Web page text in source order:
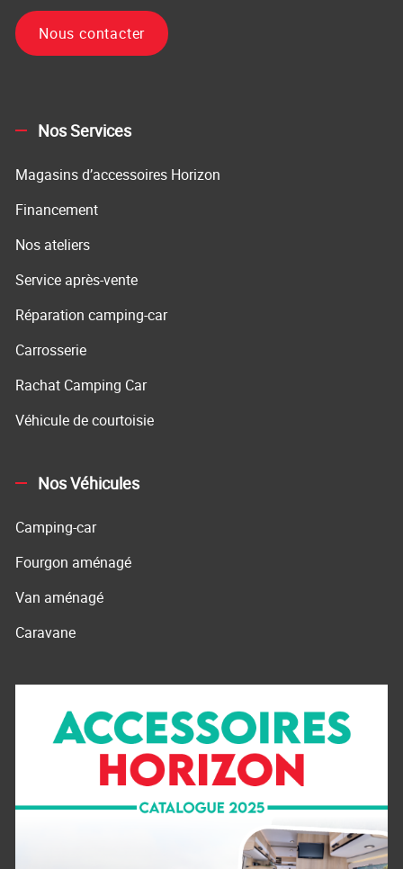
Nous contacter
Nos Services
Magasins d’accessoires Horizon
Financement
Nos ateliers
Service après-vente
Réparation camping-car
Carrosserie
Rachat Camping Car
Véhicule de courtoisie
Nos Véhicules
Camping-car
Fourgon aménagé
Van aménagé
Caravane